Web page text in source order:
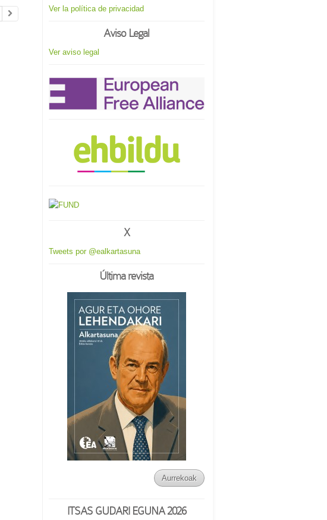
Ver la política de privacidad
Aviso Legal
Ver aviso legal
X
Tweets por @ealkartasuna
Última revista
Aurrekoak
ITSAS GUDARI EGUNA 2026